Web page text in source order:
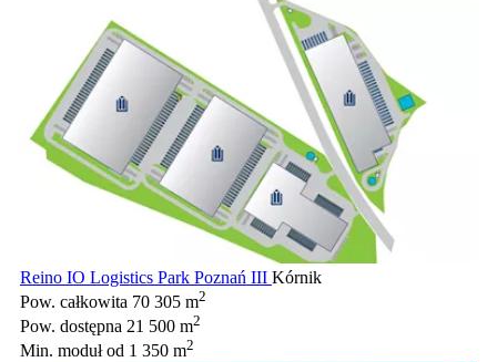
Reino IO Logistics Park Poznań III Kórnik
Pow. całkowita 70 305 m2
Pow. dostępna 21 500 m2
Min. modułod 1 350 m2